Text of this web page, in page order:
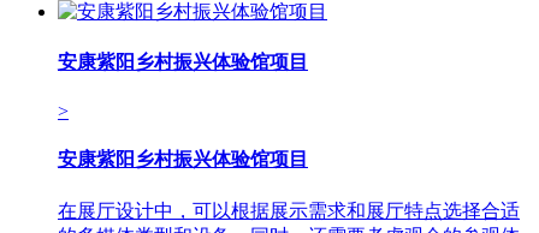
安康紫阳乡村振兴体验馆项目
>
安康紫阳乡村振兴体验馆项目
在展厅设计中，可以根据展示需求和展厅特点选择合适